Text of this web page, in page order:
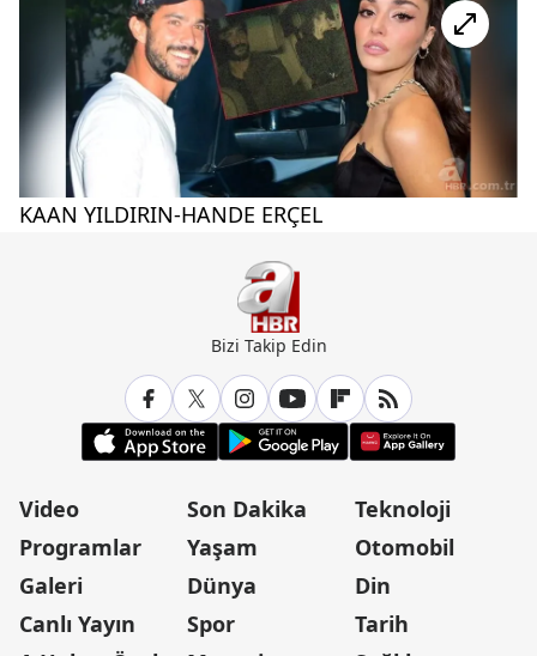
KAAN YILDIRIN-HANDE ERÇEL
Bizi Takip Edin
Video
Programlar
Galeri
Canlı Yayın
Son Dakika
Yaşam
Dünya
Spor
Teknoloji
Otomobil
Din
Tarih